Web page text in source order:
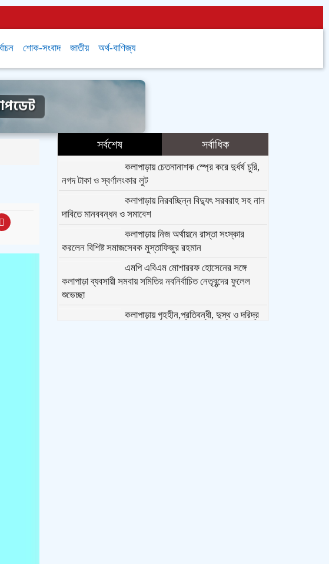
শোক-সংবাদ জাতীয় অর্থ-বাণিজ্য
সর্বশেষ সর্বাধিক
কলাপাড়ায় চেতনানাশক স্প্রে করে দুর্ধর্ষ চুরি,
নগদ টাকা ও স্বর্ণালংকার লুট
কলাপাড়ায় নিরবচ্ছিন্ন বিদ্যুৎ সরবরাহ সহ নান
দাবিতে মানববন্ধন ও সমাবেশ
কলাপাড়ায় নিজ অর্থায়নে রাস্তা সংস্কার
করলেন বিশিষ্ট সমাজসেবক মুস্তাফিজুর রহমান
এমপি এবিএম মোশাররফ হোসেনের সঙ্গে
কলাপাড়া ব্যবসায়ী সমবায় সমিতির নবনির্বাচিত নেতৃবৃন্দের ফুলেল
শুভেচ্ছা
কলাপাড়ায় গৃহহীন,প্রতিবন্ধী, দুস্থ ও দরিদ্র